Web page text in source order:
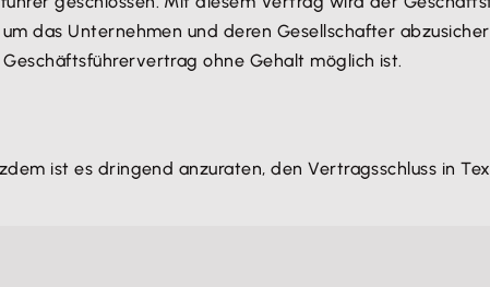
das Unternehmen und deren Gesellschafter
ohne Gehalt möglich ist.
ist es dringend anzuraten, den Vertragsschluss in